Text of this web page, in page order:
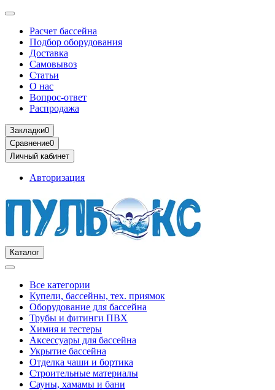
Расчет бассейна
Подбор оборудования
Доставка
Самовывоз
Статьи
О нас
Вопрос-ответ
Распродажа
Закладки0
Сравнение0
Личный кабинет
Авторизация
Каталог
Все категории
Купели, бассейны, тех. приямок
Оборудование для бассейна
Трубы и фитинги ПВХ
Химия и тестеры
Аксессуары для бассейна
Укрытие бассейна
Отделка чаши и бортика
Строительные материалы
Сауны, хамамы и бани